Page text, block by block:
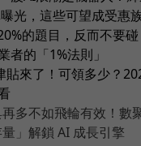
光，這些可望成受惠
的題目，反而不要
者的「1%法則」
來了！可領多少？
再多不如飛輪有效！數
」解鎖 AI 成長引擎